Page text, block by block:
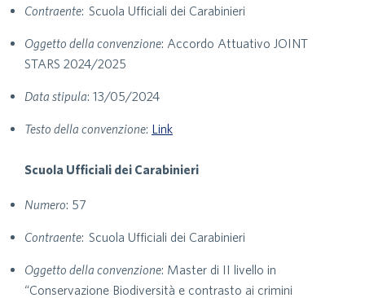
Contraente: Scuola Ufficiali dei Carabinieri
Oggetto della convenzione: Accordo Attuativo JOINT
STARS 2024/2025
Data stipula: 13/05/2024
Testo della convenzione: Link
Scuola Ufficiali dei Carabinieri
Numero: 57
Contraente: Scuola Ufficiali dei Carabinieri
Oggetto della convenzione: Master di II livello in
“Conservazione Biodiversità e contrasto ai crimini